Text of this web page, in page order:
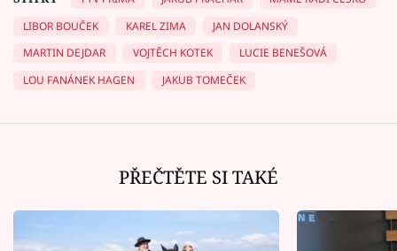
LIBOR BOUČEK
KAREL ZIMA
JAN DOLANSKÝ
MARTIN DEJDAR
VOJTĚCH KOTEK
LUCIE BENEŠOVÁ
LOU FANÁNEK HAGEN
JAKUB TOMEČEK
PŘEČTĚTE SI TAKÉ